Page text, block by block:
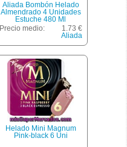
Aliada Bombón Helado
Almendrado 4 Unidades
Estuche 480 Ml
Precio medio:
1.73 €
Aliada
Helado Mini Magnum
Pink-black 6 Uni